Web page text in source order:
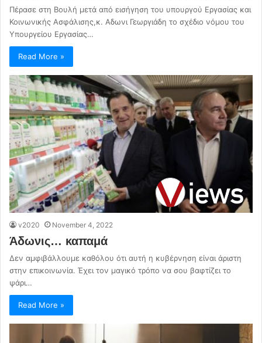
Πέρασε στη Βουλή μετά από εισήγηση του υπουργού Εργασίας και
Κοινωνικής Ασφάλισης,κ. Αδωνι Γεωργιάδη το σχέδιο νόμου του
Υπουργείου Εργασίας…
Read More »
v2020 November 4, 2022
Άδωνις… καπαμά
Δεν αμφιβάλλουμε καθόλου ότι αυτή η κυβέρνηση είναι άριστη
στην επικοινωνία. Έχει τον μαγικό τρόπο να σου βαφτίζει το
ψάρι…
Read More »